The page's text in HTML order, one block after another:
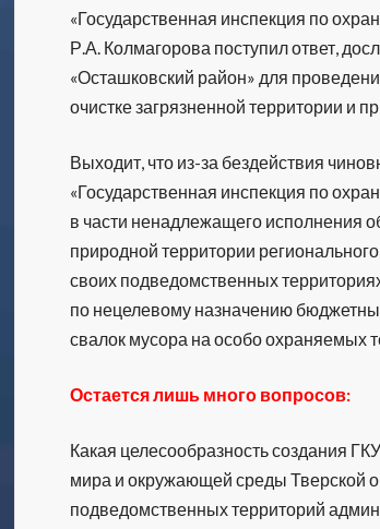
«Государственная инспекция по
Р.А. Колмагорова поступил ответ,
«Осташковский район» для
очистке загрязненной территории и
Выходит, что из-за бездействия
«Государственная инспекция по
в части ненадлежащего исполнения
природной территории
своих подведомственных
по нецелевому назначению
свалок мусора на особо охраняемых
Остается лишь много вопросов:
Какая целесообразность создания
мира и окружающей среды Тверской
подведомственных территорий